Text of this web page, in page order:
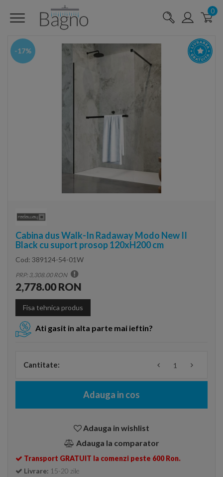
0
-17%
Cabina dus Walk-In Radaway Modo New II
Black cu suport prosop 120xH200 cm
Cod: 389124-54-01W
PRP: 3,308.00 RON
2,778.00 RON
Fisa tehnica produs
Ati gasit in alta parte mai ieftin?
Cantitate:
Adauga in cos
Adauga in wishlist
Adauga la comparator
Transport GRATUIT la comenzi peste 600 Ron.
Livrare: 15-20 zile